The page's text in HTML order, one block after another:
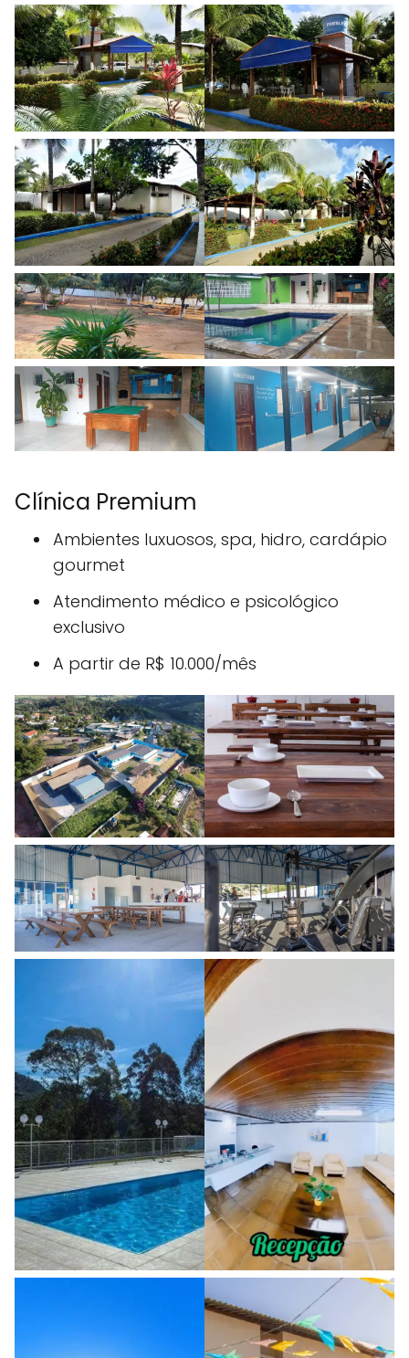
Clínica Premium
Ambientes luxuosos, spa, hidro, cardápio
gourmet
Atendimento médico e psicológico
exclusivo
A partir de R$ 10.000/mês